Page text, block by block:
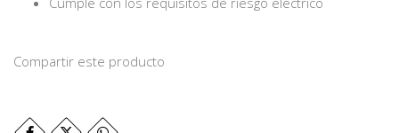
Compartir este producto